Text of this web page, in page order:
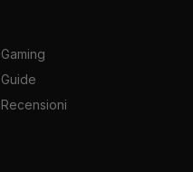
Gaming
Guide
Recensioni